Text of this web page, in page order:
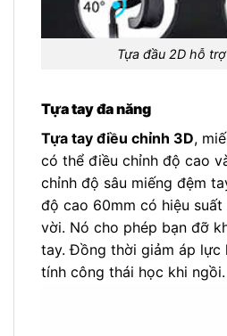
Tựa đầu 2D hỗ
Tựa tay đa năng
Tựa tay điều chỉnh 3D,
có thể điều chỉnh độ cao
chỉnh độ sâu miếng đệm
độ cao 60mm có hiệu
vời. Nó cho phép bạn đỡ
tay. Đồng thời giảm áp lực
tính công thái học khi ngồi.